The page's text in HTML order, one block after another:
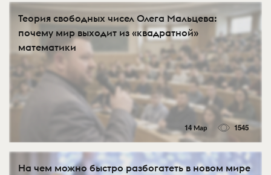
Теория свободных чисел Олега Мальцева:
почему мир выходит из «квадратной»
математики
14 Мар 1545
На чем можно быстро разбогатеть в новом мире